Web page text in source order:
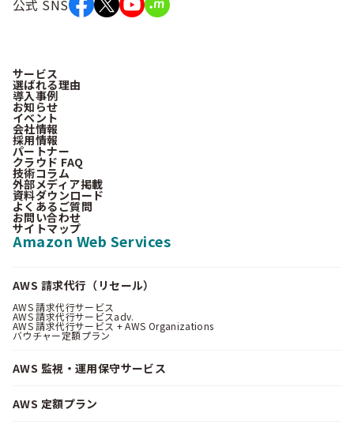
公式 SNS
サービス
選ばれる理由
導入事例
お知らせ
イベント
会社情報
採用情報
パートナー
クラウド FAQ
技術コラム
外部メディア掲載
資料ダウンロード
よくあるご質問
お問い合わせ
サイトマップ
Amazon Web Services
AWS 請求代行（リセール）
AWS 請求代行サービス
AWS 請求代行サービスadv.
AWS 請求代行サービス + AWS Organizations
バウチャー定額プラン
AWS 監視・運用保守サービス
AWS 定額プラン